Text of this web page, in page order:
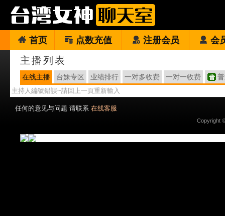
首页 点数充值 注册会员 会
主播列表
在线主播 台妹专区 业绩排行 一对多收费 一对一收费
主持人編號錯誤~請回上一頁重新輸入
任何的意见与问题 请联系 在线客服
Copyright